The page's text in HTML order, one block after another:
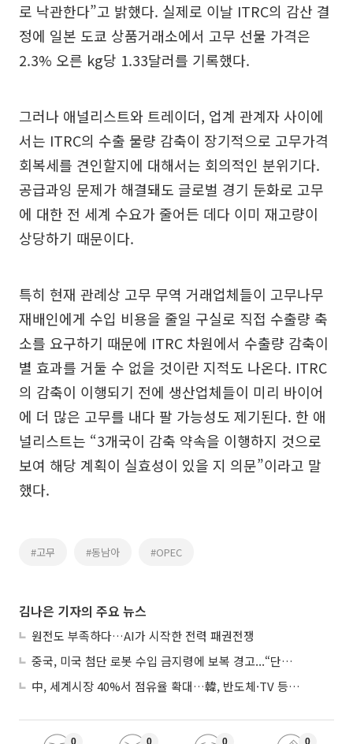
로 낙관한다”고 밝했다. 실제로 이날 ITRC의 감산 결
정에 일본 도쿄 상품거래소에서 고무 선물 가격은
2.3% 오른 kg당 1.33달러를 기록했다.
그러나 애널리스트와 트레이더, 업계 관계자 사이에
서는 ITRC의 수출 물량 감축이 장기적으로 고무가격
회복세를 견인할지에 대해서는 회의적인 분위기다.
공급과잉 문제가 해결돼도 글로벌 경기 둔화로 고무
에 대한 전 세계 수요가 줄어든 데다 이미 재고량이
상당하기 때문이다.
특히 현재 관례상 고무 무역 거래업체들이 고무나무
재배인에게 수입 비용을 줄일 구실로 직접 수출량 축
소를 요구하기 때문에 ITRC 차원에서 수출량 감축이
별 효과를 거둘 수 없을 것이란 지적도 나온다. ITRC
의 감축이 이행되기 전에 생산업체들이 미리 바이어
에 더 많은 고무를 내다 팔 가능성도 제기된다. 한 애
널리스트는 “3개국이 감축 약속을 이행하지 것으로
보여 해당 계획이 실효성이 있을 지 의문”이라고 말
했다.
#고무 #동남아 #OPEC
김나은 기자의 주요 뉴스
원전도 부족하다…AI가 시작한 전력 패권전쟁
중국, 미국 첨단 로봇 수입 금지령에 보복 경고...“단호히 대응”
中, 세계시장 40%서 점유율 확대…韓, 반도체·TV 등 4개 품목 1위
0 0 0 0